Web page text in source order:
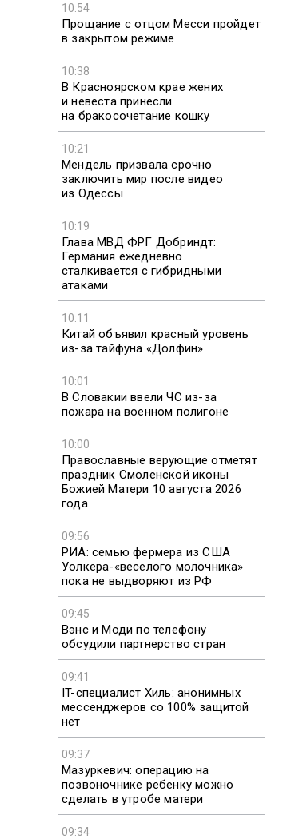
10:54
Прощание с отцом Месси пройдет
в закрытом режиме
10:38
В Красноярском крае жених
и невеста принесли
на бракосочетание кошку
10:21
Мендель призвала срочно
заключить мир после видео
из Одессы
10:19
Глава МВД ФРГ Добриндт:
Германия ежедневно
сталкивается с гибридными
атаками
10:11
Китай объявил красный уровень
из-за тайфуна «Долфин»
10:01
В Словакии ввели ЧС из-за
пожара на военном полигоне
10:00
Православные верующие отметят
праздник Смоленской иконы
Божией Матери 10 августа 2026
года
09:56
РИА: семью фермера из США
Уолкера-«веселого молочника»
пока не выдворяют из РФ
09:45
Вэнс и Моди по телефону
обсудили партнерство стран
09:41
IT-специалист Хиль: анонимных
мессенджеров со 100% защитой
нет
09:37
Мазуркевич: операцию на
позвоночнике ребенку можно
сделать в утробе матери
09:34